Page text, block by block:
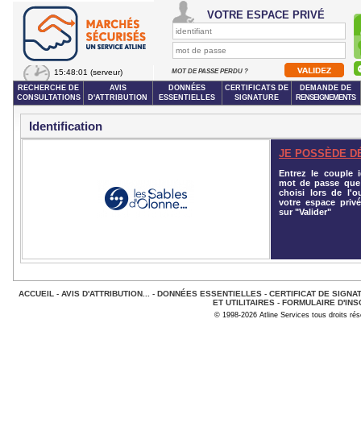
15:48:01 (serveur)
VOTRE ESPACE PRIVÉ
MOT DE PASSE PERDU ?
RECHERCHE DE
CONSULTATIONS
AVIS
D'ATTRIBUTION
DONNÉES
ESSENTIELLES
CERTIFICATS DE
SIGNATURE
DEMANDE DE
RENSEIGNEMENTS
Identification
JE POSSÈDE
Entrez le couple
mot de passe
choisi lors de
votre espace
sur "Valider"
ACCUEIL - AVIS D'ATTRIBUTION... - DONNÉES ESSENTIELLES- CERTIFICAT DE
ET UTILITAIRES - FORMULAIRE
© 1998-2026 Atline Services tous droits